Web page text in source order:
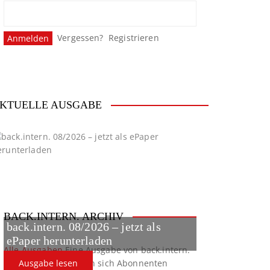
Vergessen? Registrieren
AUSGABE
back.intern. 08/2026 – jetzt als
ePaper herunterladen
Ausgabe lesen
BACK.INTERN. ARCHIV
Alle AusgabenEine Ausgabe von back.intern.
verpasst? Hier können sich Abonnenten